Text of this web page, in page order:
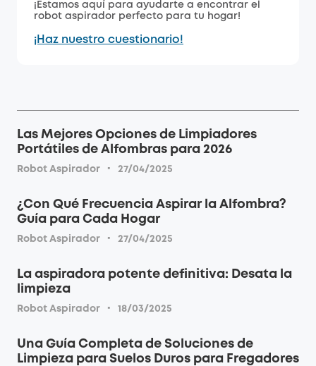
¡Estamos aquí para ayudarte a encontrar el
robot aspirador perfecto para tu hogar!
¡Haz nuestro cuestionario!
Las Mejores Opciones de Limpiadores
Portátiles de Alfombras para 2026
Robot Aspirador · 27/04/2025
¿Con Qué Frecuencia Aspirar la Alfombra?
Guía para Cada Hogar
Robot Aspirador · 27/04/2025
La aspiradora potente definitiva: Desata la
limpieza
Robot Aspirador · 18/03/2025
Una Guía Completa de Soluciones de
Limpieza para Suelos Duros para Fregadores